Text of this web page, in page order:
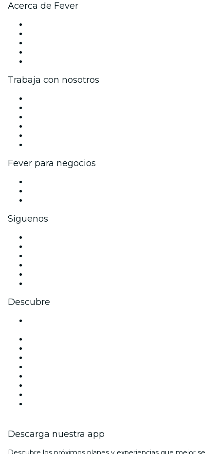
Acerca de Fever
Trabaja con nosotros
Fever para negocios
Síguenos
Descubre
Descarga nuestra app